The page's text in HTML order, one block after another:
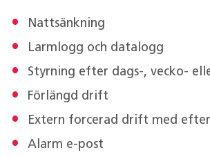
Nattsänkning
Larmlogg och datalogg
Styrning efter dags-, vecko-
Förlängd drift
Extern forcerad drift med
Alarm e-post